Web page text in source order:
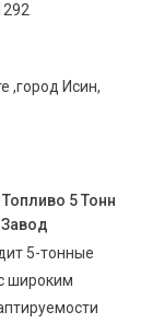
,город Исин,
5 Тонн
5-тонные
широким